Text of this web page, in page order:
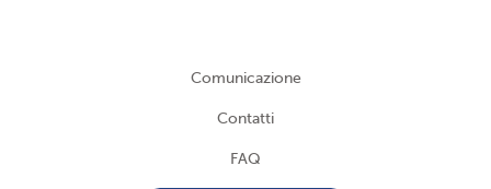
Comunicazione
Contatti
FAQ